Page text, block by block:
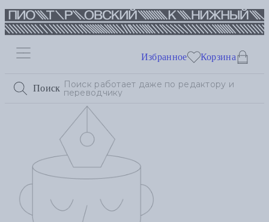
Поиск
Избранное Корзина